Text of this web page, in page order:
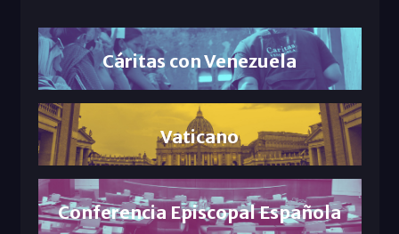
Cáritas con Venezuela
Vaticano
Conferencia Episcopal Española